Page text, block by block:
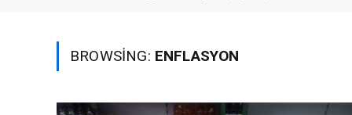
BROWSING: ENFLASYON